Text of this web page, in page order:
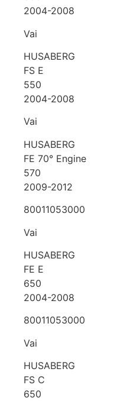
2004-2008
Vai
HUSABERG
FS E
550
2004-2008
Vai
HUSABERG
FE 70° Engine
570
2009-2012
80011053000
Vai
HUSABERG
FE E
650
2004-2008
80011053000
Vai
HUSABERG
FS C
650